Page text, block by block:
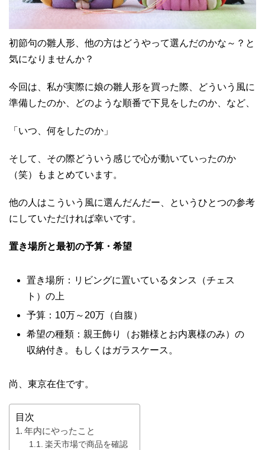
初節句の雛人形、他の方はどうやって選んだのかな～？と
気になりませんか？
今回は、私が実際に娘の雛人形を買った際、どういう風に
準備したのか、どのような順番で下見をしたのか、など、
「いつ、何をしたのか」
そして、その際どういう感じで心が動いていったのか
（笑）もまとめています。
他の人はこういう風に選んだんだー、というひとつの参考
にしていただければ幸いです。
置き場所と最初の予算・希望
置き場所：リビングに置いているタンス（チェス
ト）の上
予算：10万～20万（自腹）
希望の種類：親王飾り（お雛様とお内裏様のみ）の
収納付き。もしくはガラスケース。
尚、東京在住です。
目次
年内にやったこと
楽天市場で商品を確認